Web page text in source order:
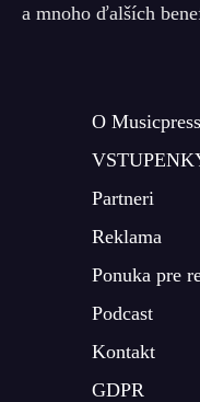
a mnoho ďalších
O Musicpress
Partneri
Reklama
Ponuka pre
Podcast
Kontakt
GDPR